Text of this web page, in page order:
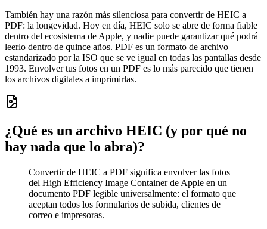
También hay una razón más silenciosa para convertir de HEIC a
PDF: la longevidad. Hoy en día, HEIC solo se abre de forma fiable
dentro del ecosistema de Apple, y nadie puede garantizar qué podrá
leerlo dentro de quince años. PDF es un formato de archivo
estandarizado por la ISO que se ve igual en todas las pantallas desde
1993. Envolver tus fotos en un PDF es lo más parecido que tienen
los archivos digitales a imprimirlas.
¿Qué es un archivo HEIC (y por qué no
hay nada que lo abra)?
Convertir de HEIC a PDF significa envolver las fotos
del High Efficiency Image Container de Apple en un
documento PDF legible universalmente: el formato que
aceptan todos los formularios de subida, clientes de
correo e impresoras.